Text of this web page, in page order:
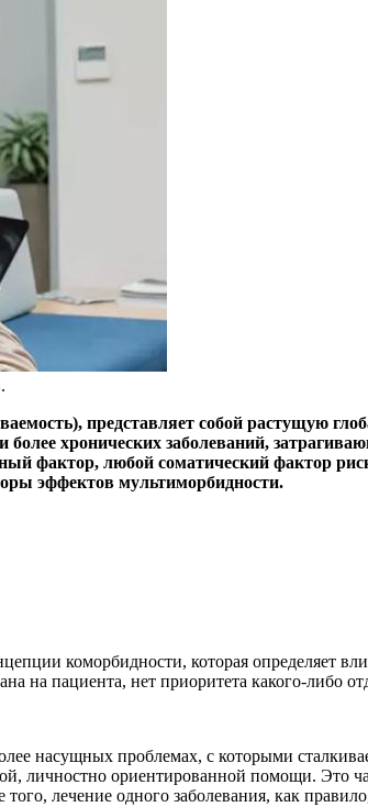
представляет собой растущую
хронических заболеваний,
фактор, любой соматический фактор
эффектов мультиморбидности.
коморбидности, которая определяет
пациента, нет приоритета какого-либо
насущных проблемах, с которыми
личностно ориентированной помощи. Это
лечение одного заболевания, как